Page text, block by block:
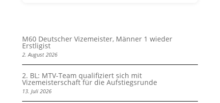
M60 Deutscher Vizemeister, Männer 1 wieder
Erstligist
2. August 2026
2. BL: MTV-Team qualifiziert sich mit
Vizemeisterschaft für die Aufstiegsrunde
13. Juli 2026